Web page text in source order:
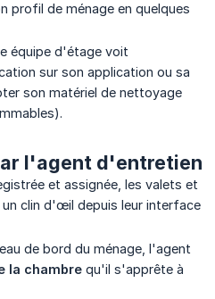
profil de ménage en quelques
équipe d'étage voit
sur son application ou sa
son matériel de nettoyage
l'agent d'entretien
et assignée, les valets et
clin d'œil depuis leur interface
de bord du ménage, l'agent
la chambre qu'il s'apprête à